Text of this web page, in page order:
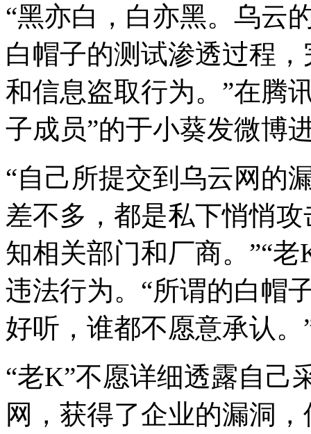
“黑亦白，白亦黑。乌云
白帽子的测试渗透过程
和信息盗取行为。”在腾
子成员”的于小葵发微博
“自己所提交到乌云网的
差不多，都是私下悄悄
知相关部门和厂商。”“
违法行为。“所谓的白帽
好听，谁都不愿意承认。
“老K”不愿详细透露自己
网，获得了企业的漏洞